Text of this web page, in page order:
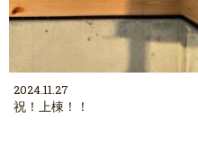
2024.11.27
祝！上棟！！